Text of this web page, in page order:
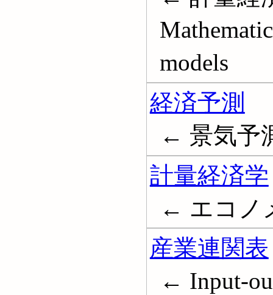
models
経済予測
← 景気予
計量経済学
← エコノ
産業連関表
← Input-